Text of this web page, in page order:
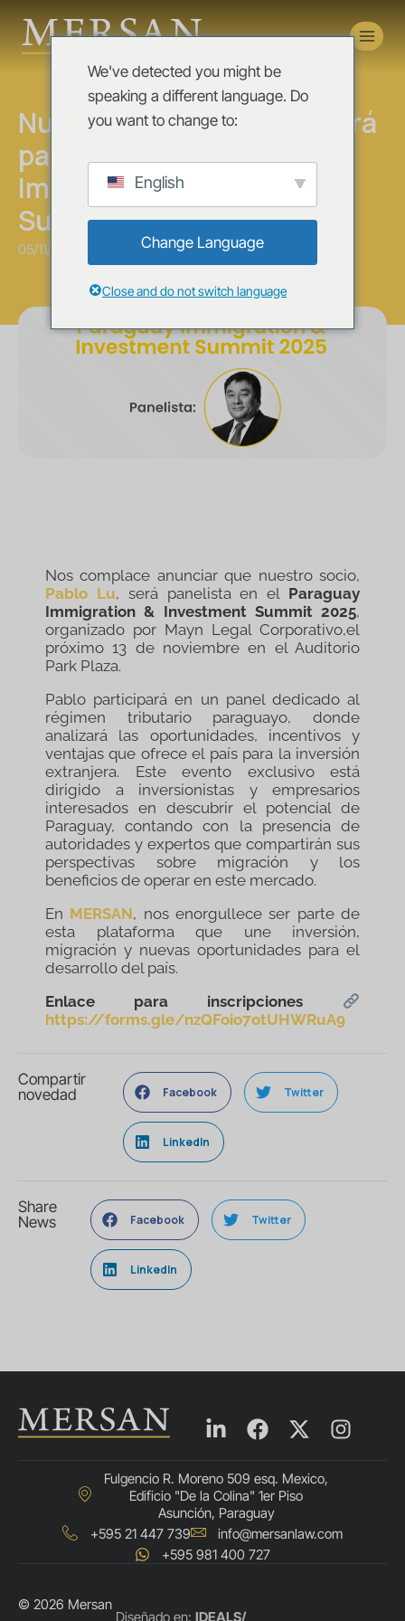
Novedades
Nuestro socio Pablo Lu será
panelista en el Paraguay
Immigration & Investment
Summit 2025
05/11/2025
Nos complace anunciar que nuestro socio,
Pablo Lu, será panelista en el Paraguay
Immigration & Investment Summit 2025,
organizado por Mayn Legal Corporativo,el
próximo 13 de noviembre en el Auditorio
Park Plaza.
Pablo participará en un panel dedicado al
régimen tributario paraguayo, donde
analizará las oportunidades, incentivos y
ventajas que ofrece el país para la inversión
extranjera. Este evento exclusivo está
dirigido a inversionistas y empresarios
interesados en descubrir el potencial de
Paraguay, contando con la presencia de
autoridades y expertos que compartirán sus
perspectivas sobre migración y los
beneficios de operar en este mercado.
En MERSAN, nos enorgullece ser parte de
esta plataforma que une inversión,
migración y nuevas oportunidades para el
desarrollo del país.
Enlace para inscripciones
https://forms.gle/nzQFoio7otUHWRuA9
Compartir
novedad
Facebook Twitter
LinkedIn
Share
News
Facebook Twitter
LinkedIn
Fulgencio R. Moreno 509 esq. Mexico,
Edificio "De la Colina" 1er Piso
Asunción, Paraguay
+595 21 447 739
info@mersanlaw.com
+595 981 400 727
© 2026 Mersan
Diseñado en: IDEALS/
We've detected you might be
speaking a different language. Do
you want to change to:
English
Change Language
Close and do not switch language
Português do Brasil